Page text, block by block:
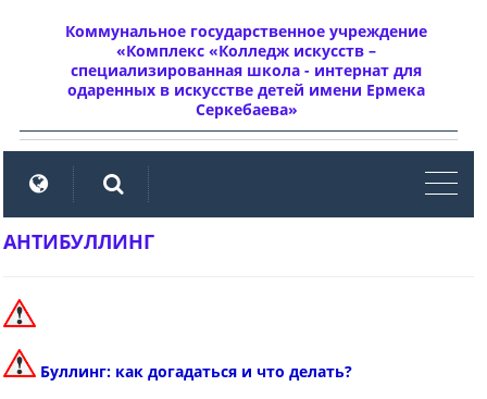
Коммунальное государственное учреждение
«Комплекс «Колледж искусств –
специализированная школа - интернат для
одаренных в искусстве детей имени Ермека
Серкебаева»
АНТИБУЛЛИНГ
Буллинг: как догадаться и что делать?